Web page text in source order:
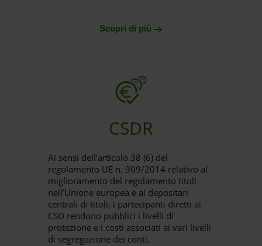
Scopri di più
CSDR
Ai sensi dell’articolo 38 (6) del
regolamento UE n. 909/2014 relativo al
miglioramento del regolamento titoli
nell’Unione europea e ai depositari
centrali di titoli, i partecipanti diretti ai
CSD rendono pubblici i livelli di
protezione e i costi associati ai vari livelli
di segregazione dei conti.